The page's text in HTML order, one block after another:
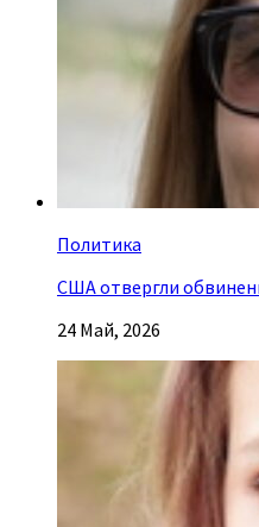
Политика
США отвергли
24 Май, 2026